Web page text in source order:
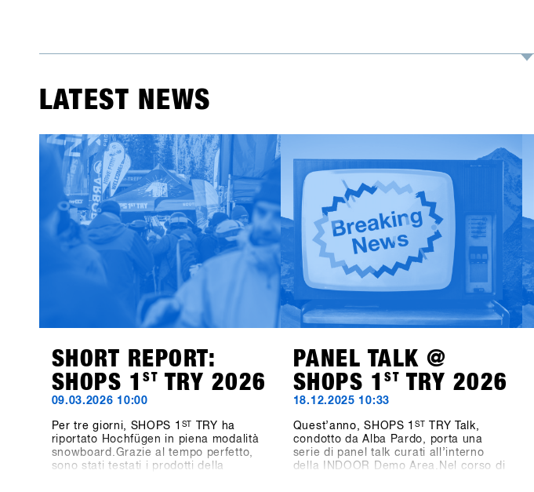
LATEST NEWS
SHORT REPORT:
SHOPS 1
ST TRY 2026
09.03.2026 10:00
Per tre giorni, SHOPS 1 ST
TRY ha
riportato Hochfügen in piena modalità
snowboard.Grazie al tempo perfetto,
sono stati testati i prodotti della
PANEL TALK @
SHOPS 1ST TRY 2026
18.12.2025 10:33
Quest’anno, SHOPS 1ST
TRY Talk,
condotto da Alba Pardo, porta una
serie di panel talk curati all’interno
della INDOOR Demo Area.Nel corso di